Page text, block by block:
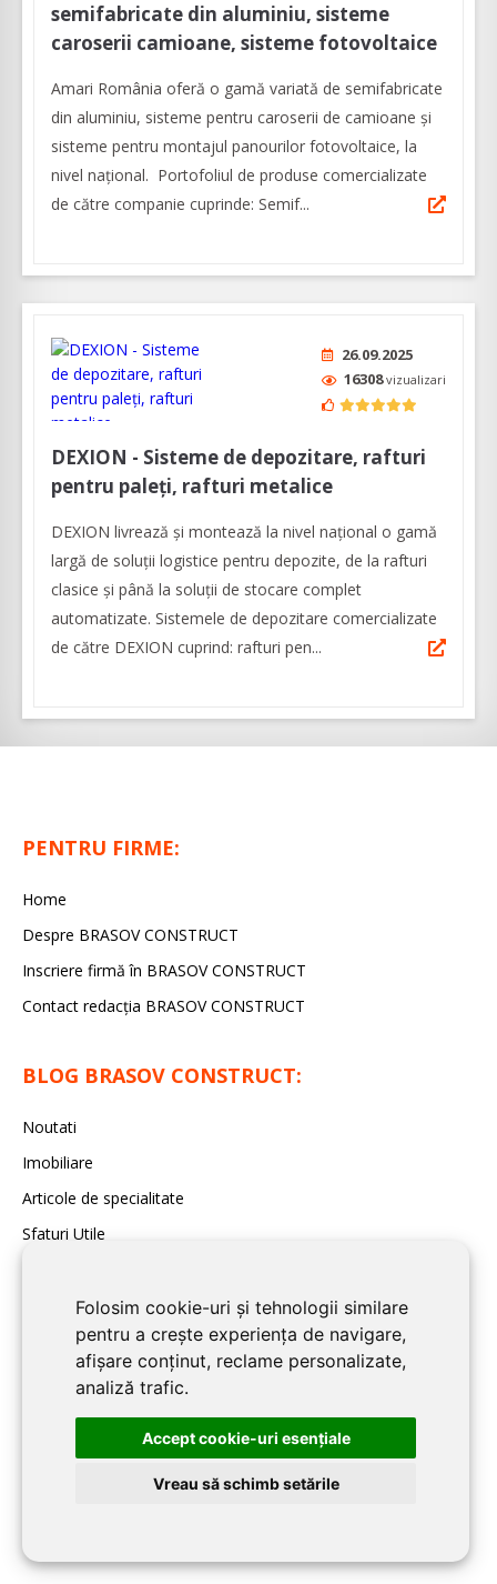
Folosim cookie-uri și tehnologii similare
pentru a crește experiența de navigare,
afișare conținut, reclame personalizate,
analiză trafic.
Accept cookie-uri esenţiale
Vreau să schimb setările
semifabricate din aluminiu, sisteme
caroserii camioane, sisteme fotovoltaice
Amari România oferă o gamă variată de semifabricate
din aluminiu, sisteme pentru caroserii de camioane şi
sisteme pentru montajul panourilor fotovoltaice, la
nivel naţional. Portofoliul de produse comercializate
de către companie cuprinde: Semif...
26.09.2025
16308vizualizari
DEXION - Sisteme de depozitare, rafturi
pentru paleți, rafturi metalice
DEXION livrează și montează la nivel național o gamă
largă de soluții logistice pentru depozite, de la rafturi
clasice și până la soluții de stocare complet
automatizate. Sistemele de depozitare comercializate
de către DEXION cuprind: rafturi pen...
PENTRU FIRME:
Home
Despre BRASOV CONSTRUCT
Inscriere firmă în BRASOV CONSTRUCT
Contact redacţia BRASOV CONSTRUCT
BLOG BRASOV CONSTRUCT:
Noutati
Imobiliare
Articole de specialitate
Sfaturi Utile
INFORMATII UTILE:
Declaratia de confidentialitate
Info si telefoane utile în Braşov